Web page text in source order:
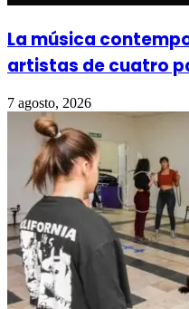
La música
artistas de cuatro
7 agosto, 2026